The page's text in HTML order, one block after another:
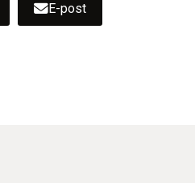
E-post